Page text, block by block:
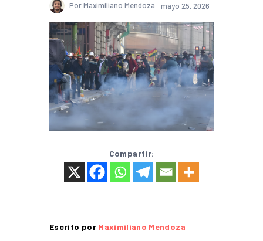
Por Maximiliano Mendoza mayo 25, 2026
Compartir:
Escrito por Maximiliano Mendoza